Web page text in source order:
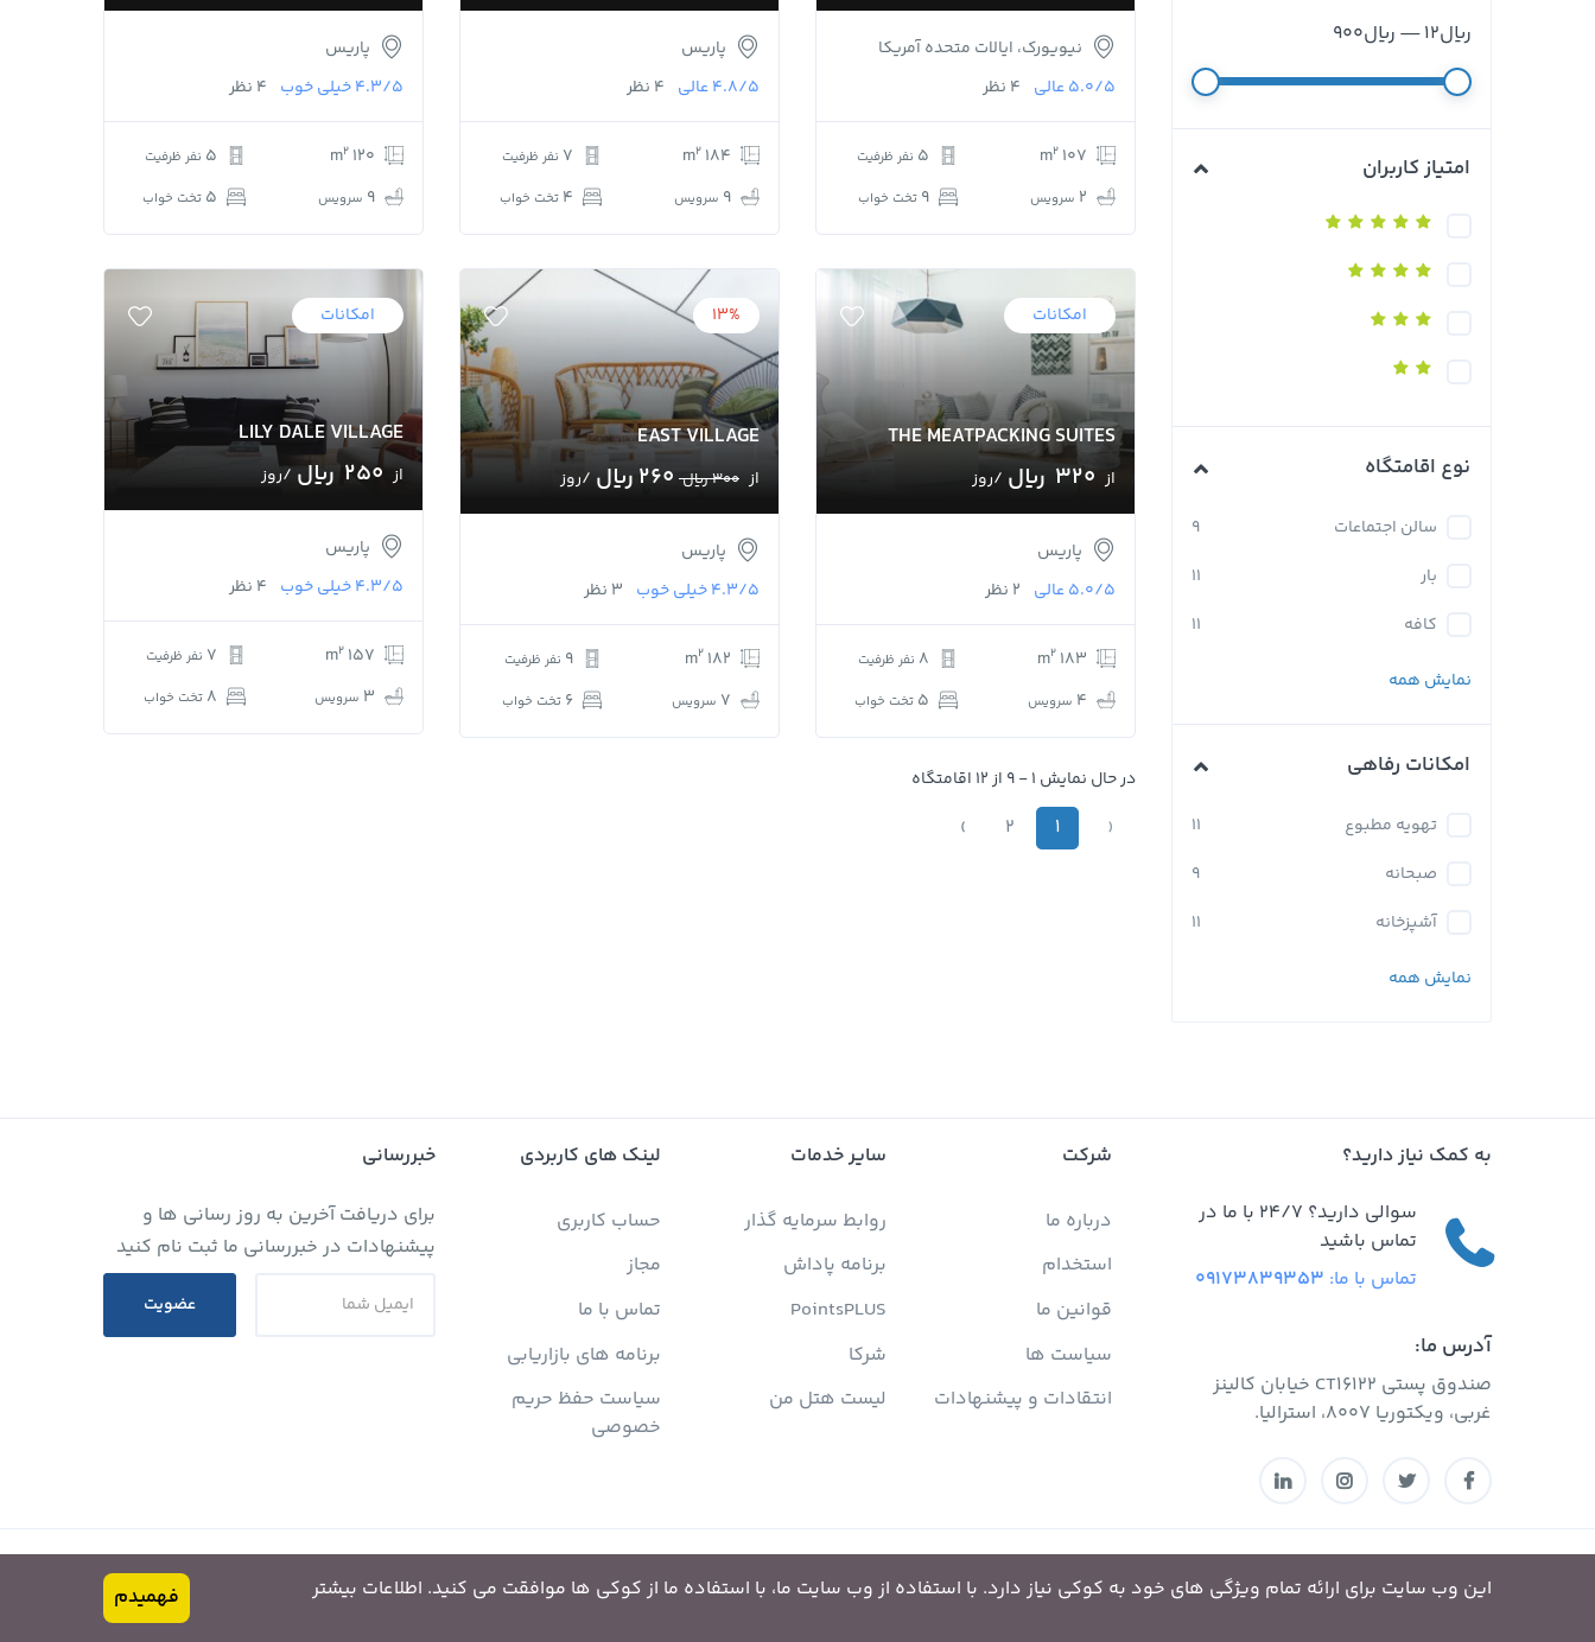
﷼12
— ﷼900
امتیاز کاربران
نوع اقامتگاه
سالن اجتماعات
9
بار
11
کافه
11
نمایش همه
امکانات رفاهی
تهویه مطبوع
11
صبحانه
9
آشپزخانه
11
نمایش همه
نیویورک، ایالات متحده آمریکا
5.0/5عالی 4 نظر
107 m
2
2 سرویس
5 نفر ظرفیت
9 تخت خواب
پاریس
4.8/5عالی 4 نظر
184 m
2
9 سرویس
7 نفر ظرفیت
4 تخت خواب
پاریس
4.3/5خیلی خوب 4 نظر
120 m
2
9 سرویس
5 نفر ظرفیت
5 تخت خواب
THE MEATPACKING SUITES
از 320 ﷼ /روز
امکانات
پاریس
5.0/5عالی 2 نظر
183 m
2
4 سرویس
8 نفر ظرفیت
5 تخت خواب
EAST VILLAGE
از 300 ﷼ 260 ﷼ /روز
13%
پاریس
4.3/5خیلی خوب 3 نظر
182 m
2
7 سرویس
9 نفر ظرفیت
6 تخت خواب
LILY DALE VILLAGE
از 250 ﷼ /روز
امکانات
پاریس
4.3/5خیلی خوب 4 نظر
157 m
2
3 سرویس
7 نفر ظرفیت
8 تخت خواب
در حال نمایش 1 - 9 از 12 اقامتگاه
‹
1
2
›
به کمک نیاز دارید؟
سوالی دارید؟ 24/7 با ما در
تماس باشید
تماس با ما: 09173839353
آدرس ما:
صندوق پستی CT16122 خیابان کالینز
غربی، ویکتوریا 8007، استرالیا.
شرکت
درباره ما
استخدام
قوانین ما
سیاست ها
انتقادات و پیشنهادات
سایر خدمات
روابط سرمایه گذار
برنامه پاداش
PointsPLUS
شرکا
لیست هتل من
لینک های کاربردی
حساب کاربری
مجاز
تماس با ما
برنامه های بازاریابی
سیاست حفظ حریم
خصوصی
خبررسانی
برای دریافت آخرین به روز رسانی ها و
پیشنهادات در خبررسانی ما ثبت نام کنید
عضویت
سفر من IRR این وب سایت برای ارائه تمام ویژگی های خود به کوکی نیاز دارد. با استفاده از وب سایت ما، با استفاده ما از کوکی ها موافقت می کنید. اطلاعات بیشتر فهمیدم